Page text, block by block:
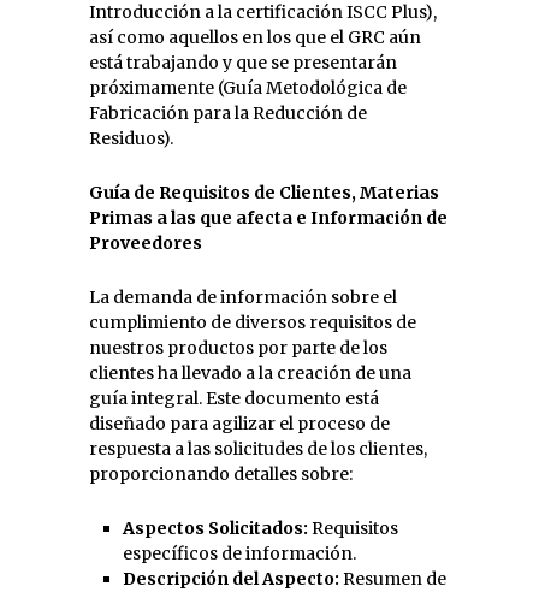
Introducción a la certificación ISCC Plus),
así como aquellos en los que el GRC aún
está trabajando y que se presentarán
próximamente (Guía Metodológica de
Fabricación para la Reducción de
Residuos).
Guía de Requisitos de Clientes, Materias
Primas a las que afecta e Información de
Proveedores
La demanda de información sobre el
cumplimiento de diversos requisitos de
nuestros productos por parte de los
clientes ha llevado a la creación de una
guía integral. Este documento está
diseñado para agilizar el proceso de
respuesta a las solicitudes de los clientes,
proporcionando detalles sobre:
Aspectos Solicitados: Requisitos
específicos de información.
Descripción del Aspecto: Resumen de